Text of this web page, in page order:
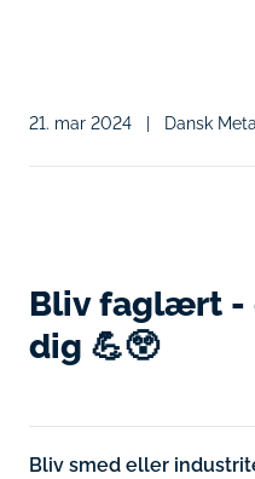
21. mar 2024 Dansk Metal
Bliv faglært -
dig 💪😲
Bliv smed eller